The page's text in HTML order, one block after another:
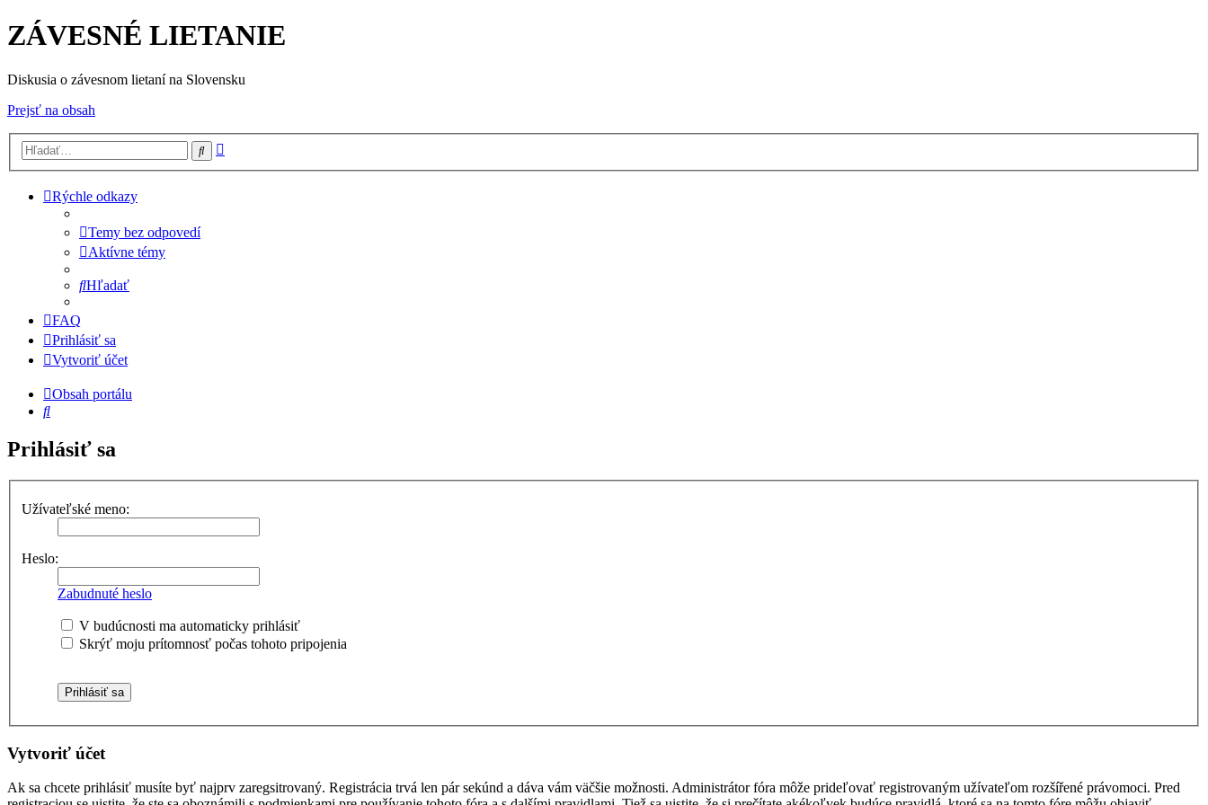
ZÁVESNÉ LIETANIE
Diskusia o závesnom lietaní na Slovensku
Prejsť na obsah
Hľadať
Rýchle odkazy
Temy bez odpovedí
Aktívne témy
Hľadať
FAQ
Prihlásiť sa
Vytvoriť účet
Obsah portálu
Hľadať
Prihlásiť sa
Užívateľské meno:
Heslo:
Zabudnuté heslo
V budúcnosti ma automaticky prihlásiť
Skrýť moju prítomnosť počas tohoto pripojenia
Vytvoriť účet
Ak sa chcete prihlásiť musíte byť najprv zaregsitrovaný. Registrácia trvá len pár sekúnd a dáva vám väčšie možnosti. Administrátor fóra môže prideľovať registrovaným užívateľom rozšířené právomoci. Pred